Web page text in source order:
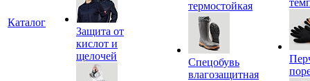
Каталог
Защита от
кислот и
щелочей
термостойкая
Спецобувь
влагозащитная